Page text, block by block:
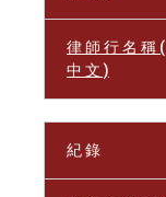
律 師 行 名 稱 (
中 文 )
紀 錄